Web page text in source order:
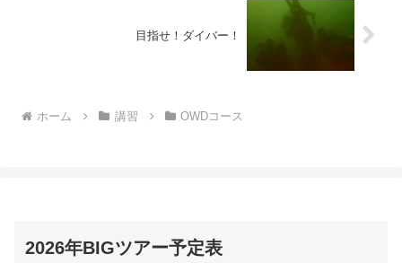
目指せ！ダイバー！
ホーム 講習 OWDコース
2026年BIGツアー予定表